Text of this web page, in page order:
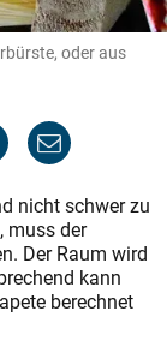
oder aus
nicht schwer zu
muss der
Der Raum wird
kann
berechnet